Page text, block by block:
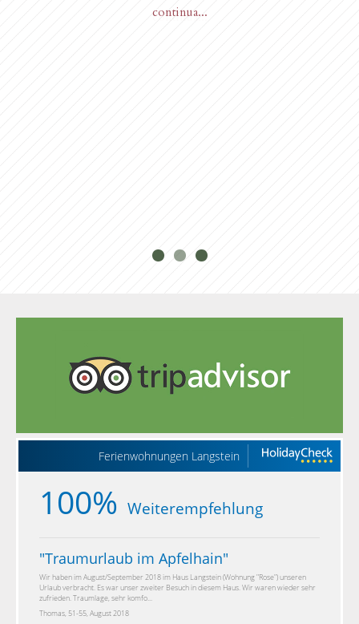
continua...
Ferienwohnungen Langstein
100% Weiterempfehlung
"Traumurlaub im Apfelhain"
Wir haben im August/September 2018 im Haus Langstein (Wohnung "Rose") unseren
Urlaub verbracht. Es war unser zweiter Besuch in diesem Haus. Wir waren wieder sehr
zufrieden. Traumlage, sehr komfo...
Thomas, 51-55, August 2018